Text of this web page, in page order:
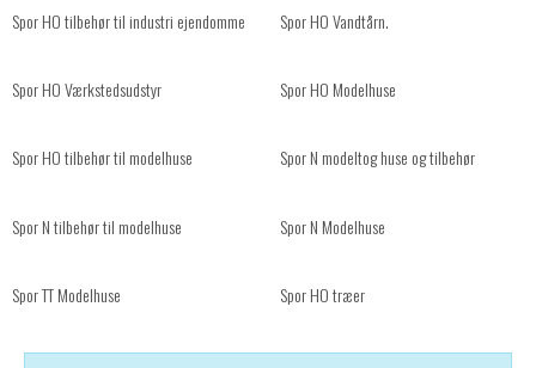
Spor HO tilbehør til industri ejendomme Spor HO Vandtårn.
Spor HO Værkstedsudstyr Spor HO Modelhuse
Spor HO tilbehør til modelhuse Spor N modeltog huse og tilbehør
Spor N tilbehør til modelhuse Spor N Modelhuse
Spor TT Modelhuse Spor HO træer